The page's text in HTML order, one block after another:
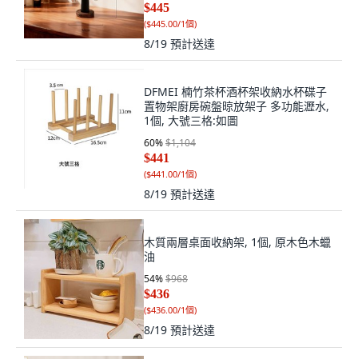
$445
($445.00/1個)
8/19 預計送達
DFMEI 楠竹茶杯酒杯架收納水杯碟子
置物架廚房碗盤晾放架子 多功能瀝水,
1個, 大號三格:如圖
60%$1,104
$441
($441.00/1個)
8/19 預計送達
木質兩層桌面收納架, 1個, 原木色木蠟
油
54%$968
$436
($436.00/1個)
8/19 預計送達